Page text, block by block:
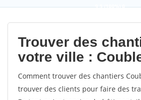
9,5(100%)0
votes
Trouver des
votre ville :
Comment trouver des chantiers
trouver des clients pour faire des